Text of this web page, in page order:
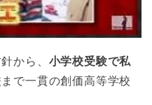
から、 小学校受験で私
で一貫の創価高等学校